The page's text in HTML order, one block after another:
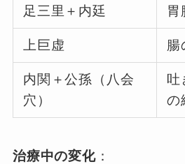
足三里＋内廷 胃
上巨虚 腸
内関＋公孫（八会
穴）
吐
の
治療中の変化：